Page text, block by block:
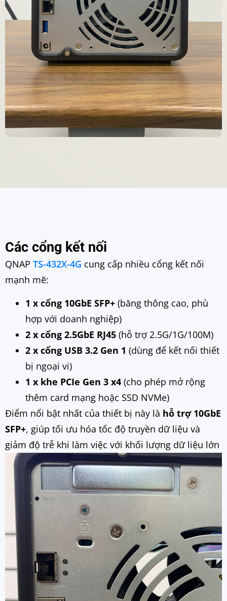
Các cổng kết nối
QNAP TS-432X-4G cung cấp nhiều cổng kết nối
mạnh mẽ:
1 x cổng 10GbE SFP+ (băng thông cao, phù
hợp với doanh nghiệp)
2 x cổng 2.5GbE RJ45 (hỗ trợ 2.5G/1G/100M)
2 x cổng USB 3.2 Gen 1 (dùng để kết nối thiết
bị ngoại vi)
1 x khe PCIe Gen 3 x4 (cho phép mở rộng
thêm card mạng hoặc SSD NVMe)
Điểm nổi bật nhất của thiết bị này là hỗ trợ 10GbE
SFP+, giúp tối ưu hóa tốc độ truyền dữ liệu và
giảm độ trễ khi làm việc với khối lượng dữ liệu lớn